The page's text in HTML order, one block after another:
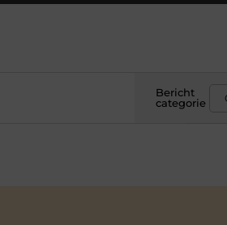
Bericht
categorie